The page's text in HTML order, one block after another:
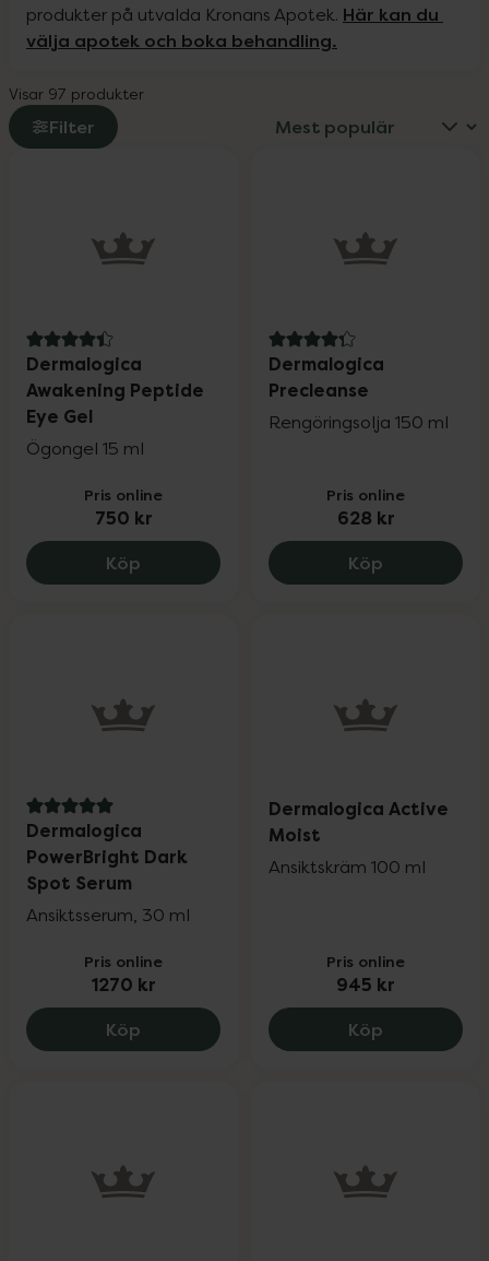
produkter på utvalda Kronans Apotek. Här kan du
välja apotek och boka behandling.
Visar 97 produkter
Filter
4.4 av 5 i omdöme
Dermalogica
Awakening Peptide
Eye Gel
Ögongel 15 ml
Pris online
750 kr
Köp Dermalogica Awakening Peptide Eye
4.3 av 5 i omdöme
Dermalogica
Precleanse
Rengöringsolja 150 ml
Pris online
628 kr
Köp
5 av 5 i omdöme
Dermalogica
PowerBright Dark
Spot Serum
Ansiktsserum, 30 ml
Pris online
1270 kr
Köp Dermalogica PowerBright Dark Spot
Dermalogica Active
Moist
Ansiktskräm 100 ml
Pris online
945 kr
Köp